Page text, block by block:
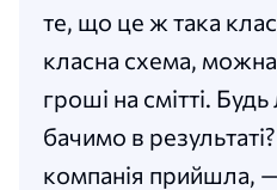
те, що це ж така
класна схема,
гроші на смітті.
бачимо в
компанія прийшла,